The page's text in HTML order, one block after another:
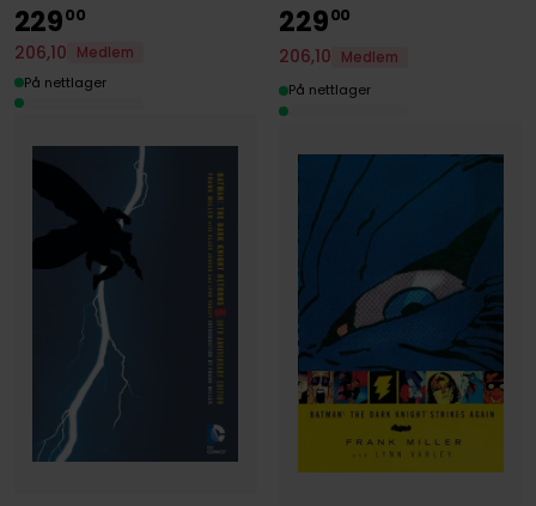
22900
206,10
Medlem
På nettlager
22900
206,10
Medlem
På nettlager